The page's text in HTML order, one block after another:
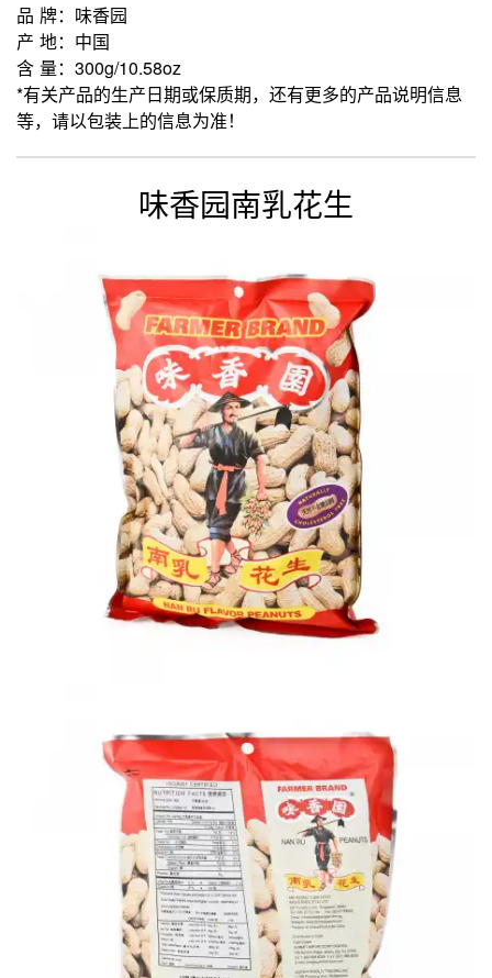
品 牌：味香园
产 地：中国
含 量：300g/10.58oz
*有关产品的生产日期或保质期，还有更多的产品说明信息
等，请以包装上的信息为准！
味香园南乳花生